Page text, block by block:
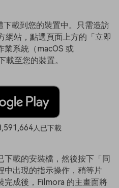
載到您的裝置中。只需造訪
網站，點選頁面上方的「立即
業系統（macOS 或
至您的裝置。
人已下載
下載的安裝檔，然後按下「同
中出現的指示操作，稍等片
完成後，Filmora 的主畫面將